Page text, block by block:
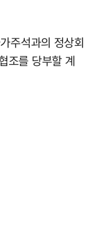
주석과의 정상회
조를 당부할 계